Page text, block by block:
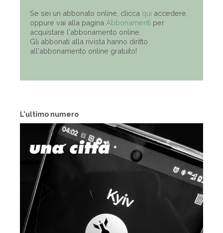
L'ultimo numero
Se sei un abbonato online, clicca qui accedere,
oppure vai alla pagina Abbonamenti per
acquistare l'abbonamento online.
Gli abbonati alla rivista hanno diritto
all'abbonamento online gratuito!